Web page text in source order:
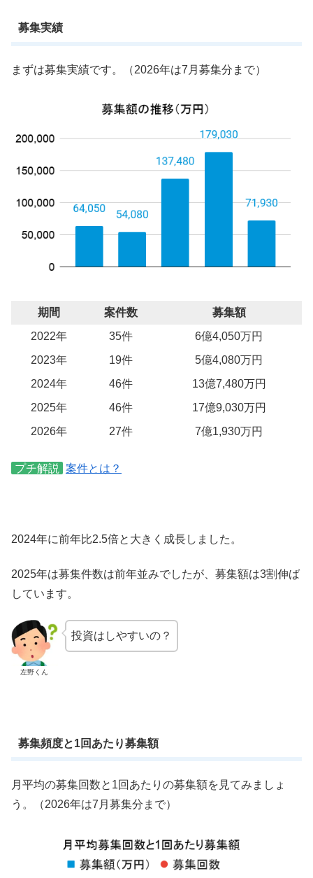
募集実績
まずは募集実績です。（2026年は7月募集分まで）
期間 案件数
募集額
2022年
35件
6億4,050万円
2023年
19件
5億4,080万円
2024年
46件
13億7,480万円
2025年
46件
17億9,030万円
2026年
27件 7億1,930万円
プチ解説 案件とは？
2024年に前年比2.5倍と大きく成長しました。
2025年は募集件数は前年並みでしたが、募集額は3割伸ば
しています。
左野くん
投資はしやすいの？
募集頻度と1回あたり募集額
月平均の募集回数と1回あたりの募集額を見てみましょ
う。（2026年は7月募集分まで）